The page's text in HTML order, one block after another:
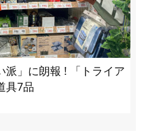
報 ! 「トライア
具7品